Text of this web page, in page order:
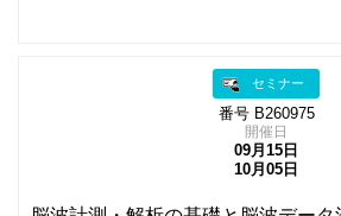
セミナー
番号 B260975
開催日
09月15日
10月05日